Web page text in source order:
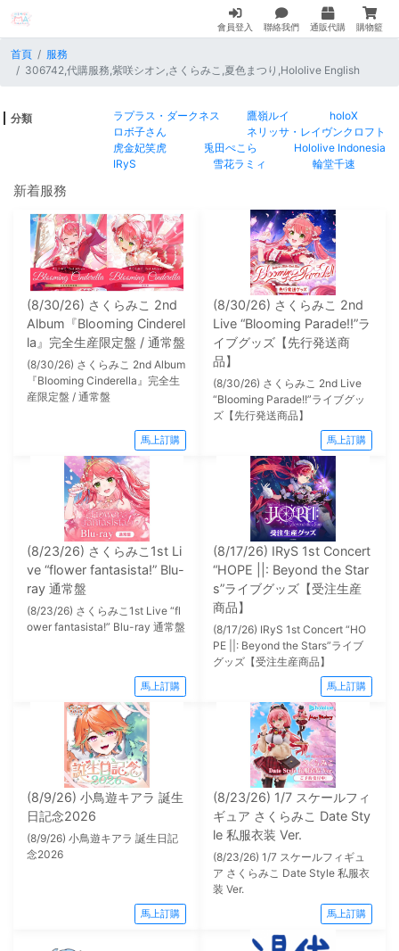
會員登入 聯絡我們 通販代購 購物籃
首頁
服務
306742,代購服務,紫咲シオン,さくらみこ,夏色まつり,Hololive English
分類 ラプラス・ダークネス 鷹嶺ルイ
holoX
ロボ子さん
ネリッサ・レイヴンクロフト
虎金妃笑虎
兎田ぺこら
Hololive Indonesia
IRyS
雪花ラミィ 輪堂千速
新着服務
(8/30/26) さくらみこ 2nd
Album『Blooming Cinderel
la』完全生産限定盤 / 通常盤
(8/30/26) さくらみこ 2nd Album
『Blooming Cinderella』完全生
産限定盤 / 通常盤
馬上訂購
(8/30/26) さくらみこ 2nd
Live “Blooming Parade!!”ラ
イブグッズ【先行発送商
品】
(8/30/26) さくらみこ 2nd Live
“Blooming Parade!!”ライブグッ
ズ【先行発送商品】
馬上訂購
(8/23/26) さくらみこ1st Li
ve “flower fantasista!” Blu-
ray 通常盤
(8/23/26) さくらみこ1st Live “fl
ower fantasista!” Blu-ray 通常盤
馬上訂購
(8/17/26) IRyS 1st Concert
“HOPE ||: Beyond the Star
s”ライブグッズ【受注生産
商品】
(8/17/26) IRyS 1st Concert “HO
PE ||: Beyond the Stars”ライブ
グッズ【受注生産商品】
馬上訂購
(8/9/26) 小鳥遊キアラ 誕生
日記念2026
(8/9/26) 小鳥遊キアラ 誕生日記
念2026
馬上訂購
(8/23/26) 1/7 スケールフィ
ギュア さくらみこ Date Sty
le 私服衣装 Ver.
(8/23/26) 1/7 スケールフィギュ
ア さくらみこ Date Style 私服衣
装 Ver.
馬上訂購